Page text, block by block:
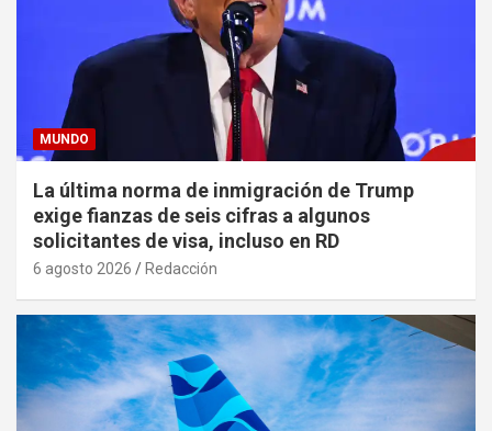
MUNDO
La última norma de inmigración de Trump
exige fianzas de seis cifras a algunos
solicitantes de visa, incluso en RD
6 agosto 2026 Redacción